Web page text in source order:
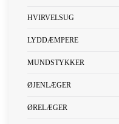
HVIRVELSUG
LYDDÆMPERE
MUNDSTYKKER
ØJENLÆGER
ØRELÆGER